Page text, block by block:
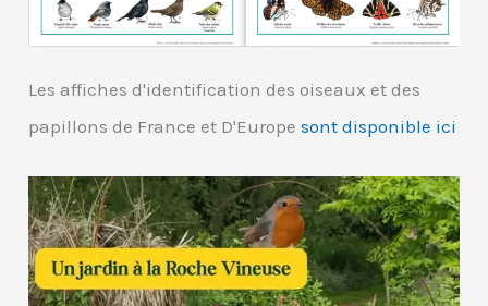
Les affiches d'identification des oiseaux et des
papillons de France et D'Europesont disponible ici